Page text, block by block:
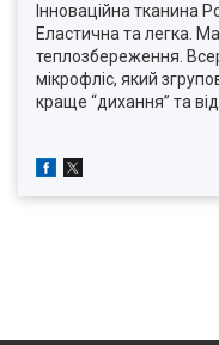
Інноваційна тканина
Еластична та легка.
теплозбереження.
мікрофліс, який
краще “дихання” та